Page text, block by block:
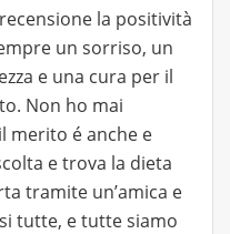
la positività
un sorriso, un
e una cura per il
Non ho mai
merito é anche e
e trova la dieta
tramite un’amica e
tutte, e tutte siamo